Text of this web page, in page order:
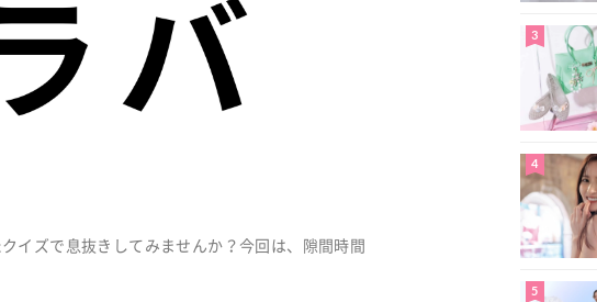
イズで息抜きしてみませんか？今回は、隙間時間
3
4
5